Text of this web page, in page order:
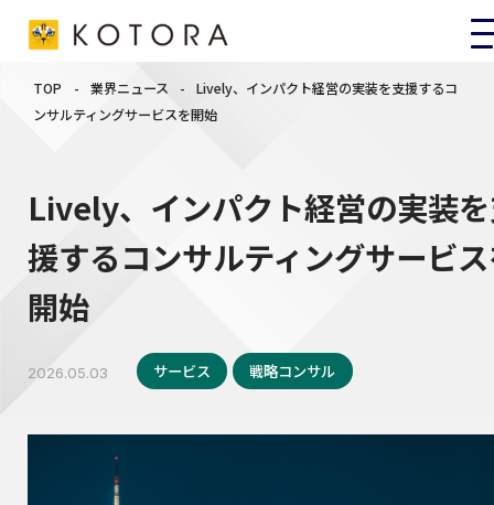
TOP - 業界ニュース -
Lively、インパクト経営の実装を支援するコ
ンサルティングサービスを開始
Lively、インパクト経営の実装
援するコンサルティングサービ
開始
2026.05.03 サービス 戦略コンサル